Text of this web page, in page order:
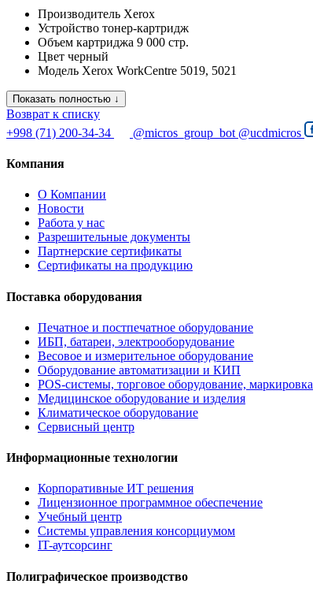
Производитель Xerox
Устройство тонер-картридж
Объем картриджа 9 000 стр.
Цвет черный
Модель Xerox WorkCentre 5019, 5021
Показать полностью ↓
Возврат к списку
+998 (71) 200-34-34
@micros_group_bot @ucdmicros
Компания
О Компании
Новости
Работа у нас
Разрешительные документы
Партнерские сертификаты
Сертификаты на продукцию
Поставка оборудования
Печатное и постпечатное оборудование
ИБП, батареи, электрооборудование
Весовое и измерительное оборудование
Оборудование автоматизации и КИП
POS-системы, торговое оборудование, маркировка
Медицинское оборудование и изделия
Климатическое оборудование
Сервисный центр
Информационные технологии
Корпоративные ИТ решения
Лицензионное программное обеспечение
Учебный центр
Системы управления консорциумом
IT-аутсорсинг
Полиграфическое производство